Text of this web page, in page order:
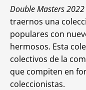
Double Masters 2022
traernos una
populares con
hermosos. Esta
colectivos de la
que compiten en
coleccionistas.